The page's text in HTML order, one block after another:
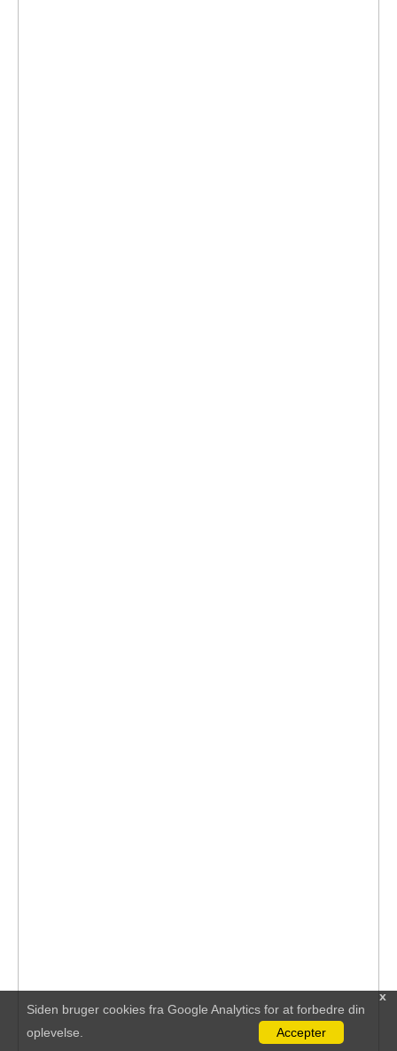
x
Siden bruger cookies fra Google Analytics for at forbedre din
oplevelse.
Accepter